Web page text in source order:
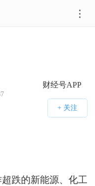
财经号APP
跌的新能源、化工